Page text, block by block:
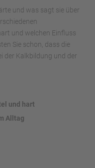
und was sagt sie über
und welchen Einfluss
Sie schon, dass die
der Kalkbildung und der
und hart
Alltag